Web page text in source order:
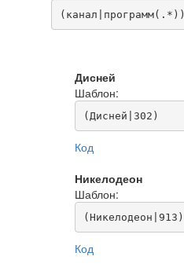
(канал|программ(.*))
Дисней
Шаблон:
(Дисней|302)
Код
Никелодеон
Шаблон:
(Никелодеон|913)
Код